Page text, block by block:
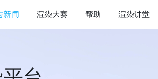
新闻 渲染大赛 帮助 渲染讲堂